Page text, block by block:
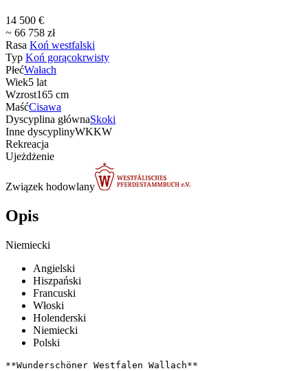
14 500 €
~ 66 758 zł
Rasa Koń westfalski
Typ Koń gorącokrwisty
PłećWałach
Wiek5 lat
Wzrost165 cm
MaśćCisawa
Dyscyplina głównaSkoki
Inne dyscyplinyWKKW
Rekreacja
Ujeżdżenie
Związek hodowlany
Opis
Niemiecki
Angielski
Hiszpański
Francuski
Włoski
Holenderski
Niemiecki
Polski
**Wunderschöner Westfalen Wallach**